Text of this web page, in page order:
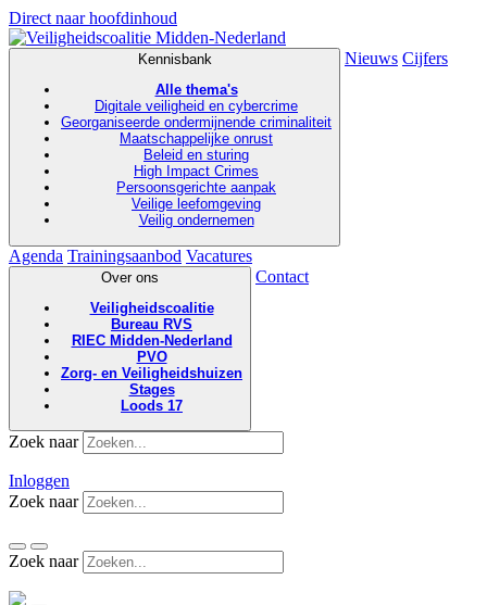
Direct naar hoofdinhoud
Kennisbank
Alle thema's
Digitale veiligheid en cybercrime
Georganiseerde ondermijnende criminaliteit
Maatschappelijke onrust
Beleid en sturing
High Impact Crimes
Persoonsgerichte aanpak
Veilige leefomgeving
Veilig ondernemen
Nieuws Cijfers
Agenda Trainingsaanbod Vacatures
Over ons
Veiligheidscoalitie
Bureau RVS
RIEC Midden-Nederland
PVO
Zorg- en Veiligheidshuizen
Stages
Loods 17
Contact
Zoek naar
Inloggen
Zoek naar
Zoek naar